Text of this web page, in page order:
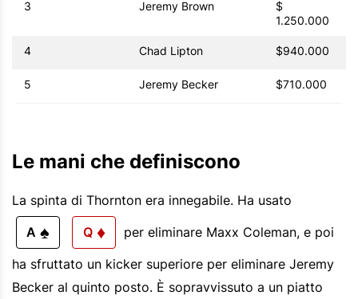
3 Jeremy Brown
$
1.250.000
4 Chad Lipton $940.000
5 Jeremy Becker $710.000
Le mani che definiscono
La spinta di Thornton era innegabile. Ha usato
A ♠ Q ♦
per eliminare Maxx Coleman, e poi
ha sfruttato un kicker superiore per eliminare Jeremy
Becker al quinto posto. È sopravvissuto a un piatto